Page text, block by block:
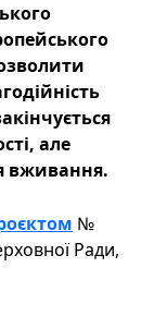
але
вживання.
№
Ради,